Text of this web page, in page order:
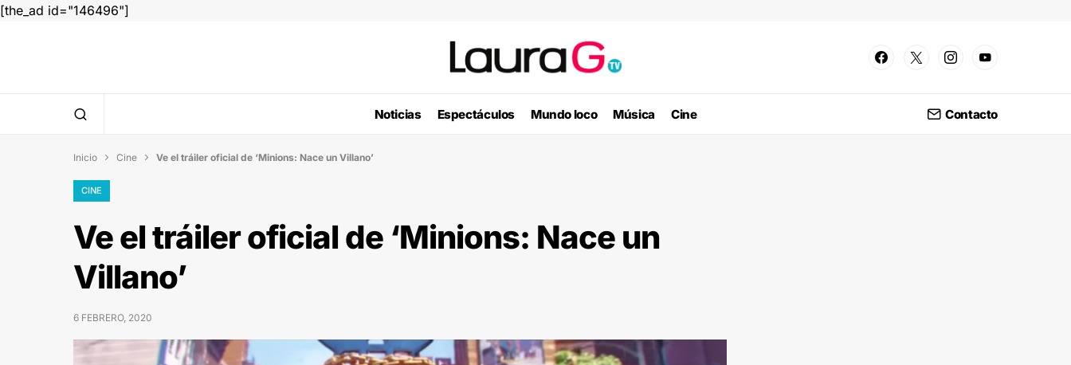
[the_ad id="146496"]
Noticias Espectáculos Mundo loco Música Cine Contacto
Inicio  Cine  Ve el tráiler oficial de ‘Minions: Nace un Villano’
CINE
Ve el tráiler oficial de ‘Minions: Nace un
Villano’
6 FEBRERO, 2020